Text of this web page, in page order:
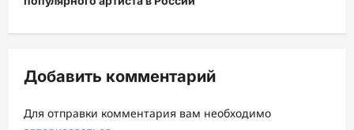
и
я
а
Добавить комментарий
Для отправки комментария вам необходимо